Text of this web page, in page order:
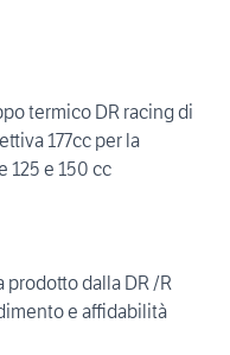
termico DR racing di
177cc per la
125 e 150 cc
prodotto dalla DR /R
e affidabilità